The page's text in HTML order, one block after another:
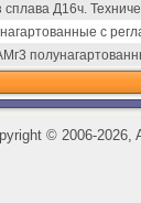
Д16ч.
с
©2006-2026,